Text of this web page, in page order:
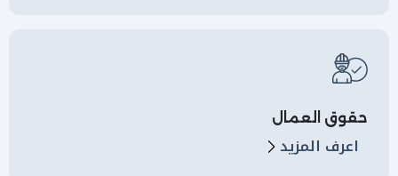
حقوق العمال
اعرف المزيد